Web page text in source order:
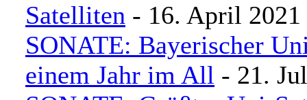
Satelliten - 16. April 2021
SONATE: Bayerischer
einem Jahr im All - 21.